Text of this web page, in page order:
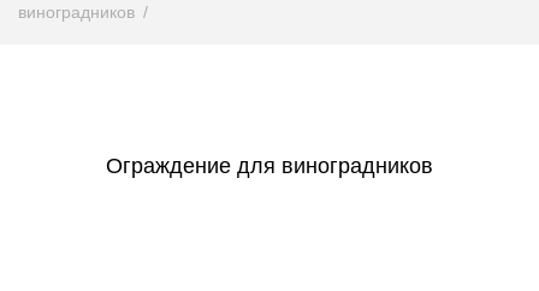
виноградников
Ограждение для виноградников